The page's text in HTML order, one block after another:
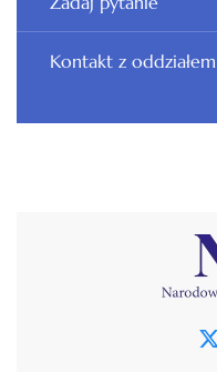
Kontakt z oddziałem